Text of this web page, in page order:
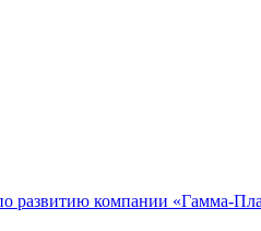
развитию компании «Гамма-